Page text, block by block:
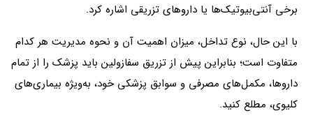
برخی آنتی‌بیوتیک‌ها یا داروهای تزریقی اشاره کرد.
با این حال، نوع تداخل، میزان اهمیت آن و نحوه مدیریت هر کدام
متفاوت است؛ بنابراین پیش از تزریق سفازولین باید پزشک را از تمام
داروها، مکمل‌های مصرفی و سوابق پزشکی خود، به‌ویژه بیماری‌های
کلیوی، مطلع کنید.